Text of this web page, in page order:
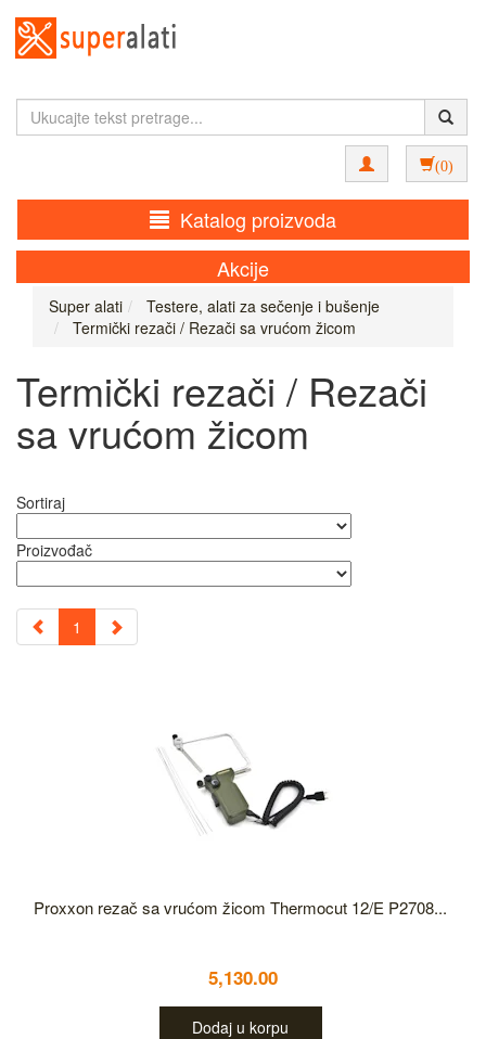
(0)
Katalog proizvoda
Akcije
Super alati
Testere, alati za sečenje i bušenje
Termički rezači / Rezači sa vrućom žicom
Termički rezači / Rezači
sa vrućom žicom
Sortiraj
Proizvođač
1
Proxxon rezač sa vrućom žicom Thermocut 12/E P2708...
5,130.00
Dodaj u korpu